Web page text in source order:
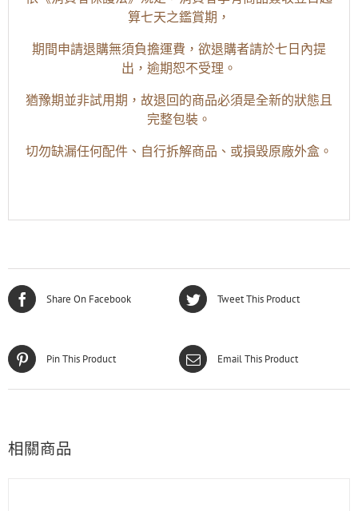
算七天之鑑賞期，
期間申請退購無須負擔運費，欲退購者請於七日內提
出，逾期恕不受理。
猶豫期並非試用期，故退回的商品必須是全新的狀態且
完整包裝。
切勿缺漏任何配件、自行拆解商品、或損毀原廠外盒。
Share On Facebook Tweet This Product
Pin This Product Email This Product
相關商品